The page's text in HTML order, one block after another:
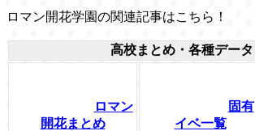
ロマン開花学園の関連記事はこちら！
高校まとめ・各種データ
ロマン
開花まとめ
固有
イベ一覧